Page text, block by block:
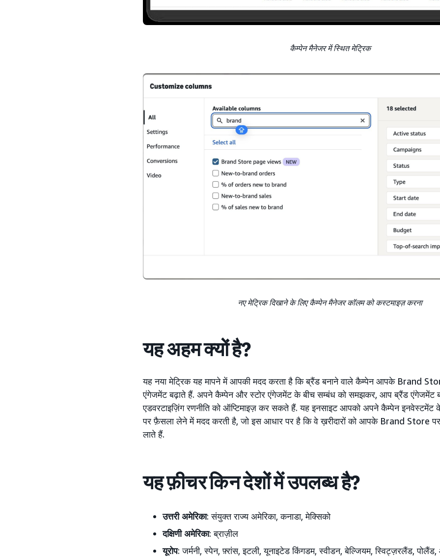
कैम्पेन मैनेजर में स्थित मेट्रिक
नए मेट्रिक दिखाने के लिए कैम्पेन मैनेजर कॉलम को कस्टमाइज़ करना
यह अहम क्यों है?
यह नया मेट्रिक यह मापने में आपकी मदद करता है कि ब्रैंड बनाने वाले कैम्पेन आपके Brand
एंगेजमेंट बढ़ाते हैं. अपने कैम्पेन और स्टोर एंगेजमेंट के बीच सम्बंध को समझकर, आप ब्रैंड एंगेजमेंट
एडवरटाइज़िंग रणनीति को ऑप्टिमाइज़ कर सकते हैं. यह इनसाइट आपको अपने कैम्पेन इनवेस्टमेंट
पर फ़ैसला लेने में मदद करती है, जो इस आधार पर है कि वे ख़रीदारों को आपके Brand Store
लाते हैं.
यह फ़ीचर किन देशों में उपलब्ध है?
उत्तरी अमेरिका: संयुक्त राज्य अमेरिका, कनाडा, मेक्सिको
दक्षिणी अमेरिका: ब्राज़ील
यूरोप: जर्मनी, स्पेन, फ़्रांस, इटली, यूनाइटेड किंगडम, स्वीडन, बेल्जियम, स्विट्ज़रलैंड,